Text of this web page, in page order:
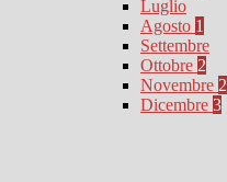
Luglio
Agosto 1
Settembre
Ottobre 2
Novembre 2
Dicembre 3